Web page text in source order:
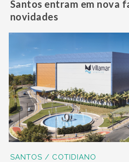
Santos entram em nova
novidades
SANTOS / COTIDIANO